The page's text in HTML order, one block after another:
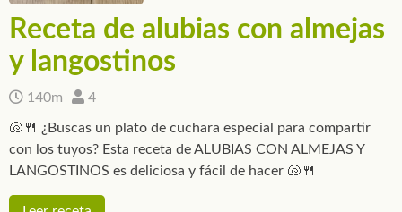
Receta de alubias con almejas
y langostinos
140m 4
🐚🍴 ¿Buscas un plato de cuchara especial para compartir
con los tuyos? Esta receta de ALUBIAS CON ALMEJAS Y
LANGOSTINOS es deliciosa y fácil de hacer 🐚🍴